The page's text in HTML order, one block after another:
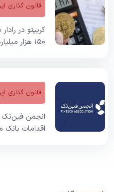
قانون گذاری
۱۵۰ هزار میلیاردی شناسایی شد!
قانون گذاری
انجمن فین‌تک
اقدامات بانک